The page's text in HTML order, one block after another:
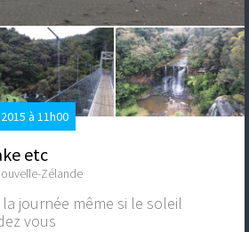
à 11h00
etc
Zélande
journée même si le soleil
vous